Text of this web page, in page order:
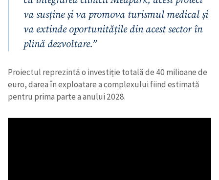
va susține și va promova turismul medical și
va extinde oportunitățile din acest sector în
plină dezvoltare.”
Proiectul reprezintă o investiție totală de 40 milioane de
euro, darea în exploatare a complexului fiind estimată
pentru prima parte a anului 2028.
CONTACT SURSĂ
Sursă anonimă
Email+ Emailul meu
Telefon
+ Telefon personal